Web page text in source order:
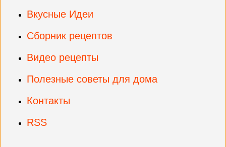
Вкусные Идеи
Сборник рецептов
Видео рецепты
Полезные советы для дома
Контакты
RSS